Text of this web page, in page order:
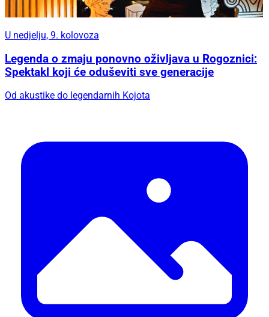
U nedjelju, 9. kolovoza
Legenda o zmaju ponovno oživljava u Rogoznici:
Spektakl koji će oduševiti sve generacije
Od akustike do legendarnih Kojota